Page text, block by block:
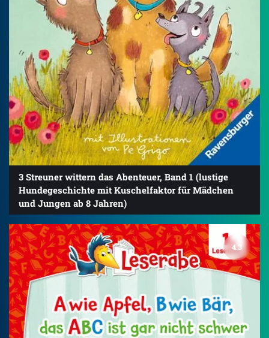
3 Streuner wittern das Abenteuer, Band 1 (lustige
Hundegeschichte mit Kuschelfaktor für Mädchen
und Jungen ab 8 Jahren)
4.3